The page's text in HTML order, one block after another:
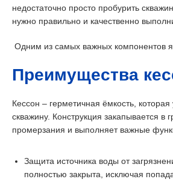
недостаточно просто пробурить
нужно правильно и качественно
Одним из самых важных компонентов
Преимущества
Кессон – герметичная ёмкость, которая
скважину. Конструкция закапывается в
промерзания и выполняет важные
Защита источника воды от
полностью закрыта, исключая